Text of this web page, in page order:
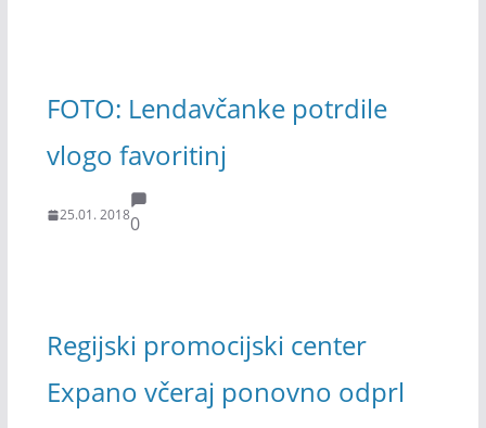
FOTO: Lendavčanke potrdile
vlogo favoritinj
25.01. 20180
Regijski promocijski center
Expano včeraj ponovno odprl